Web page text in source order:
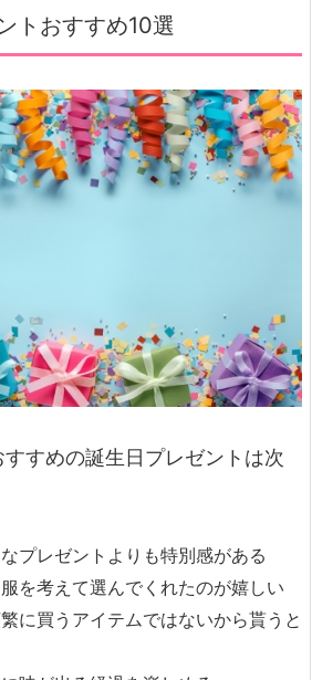
トおすすめ10選
すめの誕生日プレゼントは次
プレゼントよりも特別感がある
を考えて選んでくれたのが嬉しい
に買うアイテムではないから貰うと